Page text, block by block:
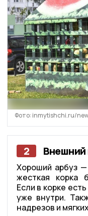
Фото: inmytishchi.ru/
2 Внешний
Хороший арбуз
жесткая корка
Если в корке
уже внутри.
надрезов и